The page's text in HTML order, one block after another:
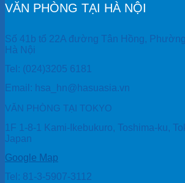
VĂN PHÒNG TẠI HÀ NỘI
Số 41b tổ 22A đường Tân Hồng,
Hà Nội
Tel: (024)3205 6181
Email: hsa_hn@hasuasia.vn
VĂN PHÒNG TẠI TOKYO
1F 1-8-1 Kami-Ikebukuro, Toshima-ku,
Japan
Google Map
Tel: 81-3-5907-3112